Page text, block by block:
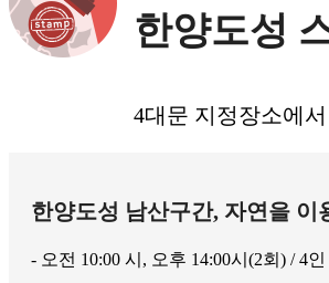
한양도성
4대문 지정장소에
한양도성 남산구간, 자연을 이
- 오전 10:00 시, 오후 14:00시(2회) / 4